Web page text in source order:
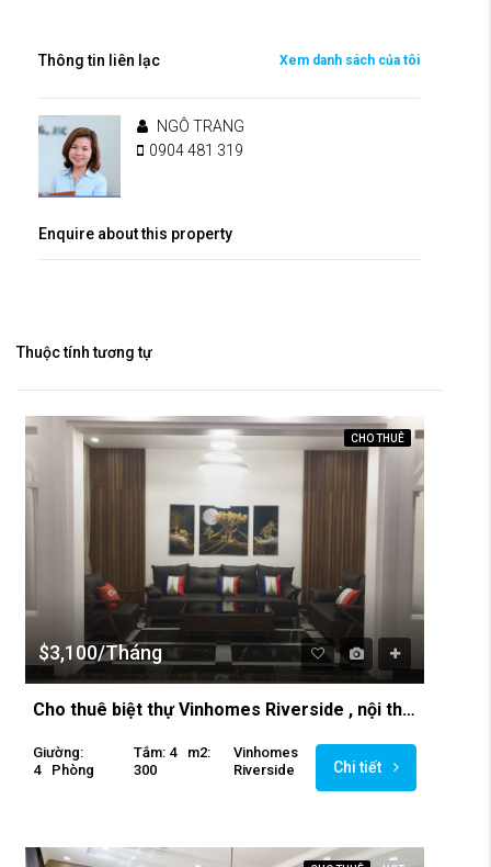
Thông tin liên lạc Xem danh sách của tôi
NGÔ TRANG
0904 481 319
Enquire about this property
Thuộc tính tương tự
CHO THUÊ
$3,100/Tháng
Cho thuê biệt thự Vinhomes Riverside , nội thất sang trọng
Giường:
4
Phòng
Tắm: 4
M2:
300
Vinhomes
Riverside
Chi tiết